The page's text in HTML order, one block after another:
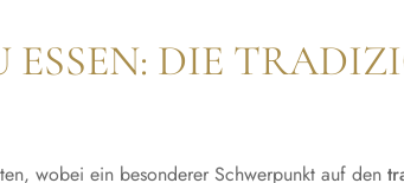
DIE
wobei ein besonderer Schwerpunkt auf den